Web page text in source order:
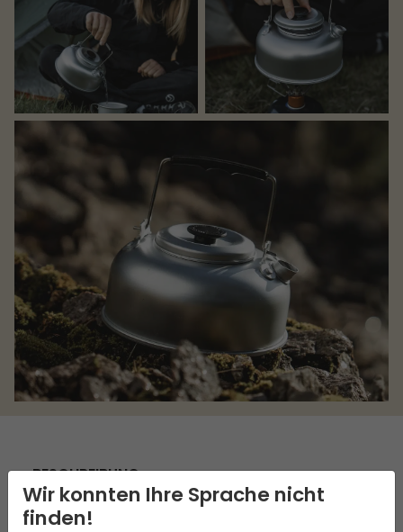
BESCHREIBUNG
Der Compact Kessel bietet sowohl Komfort als
Wir konnten Ihre Sprache nicht
finden!